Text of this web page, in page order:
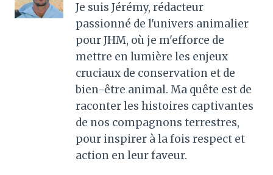
Je suis Jérémy, rédacteur
passionné de l'univers animalier
pour JHM, où je m'efforce de
mettre en lumière les enjeux
cruciaux de conservation et de
bien-être animal. Ma quête est de
raconter les histoires captivantes
de nos compagnons terrestres,
pour inspirer à la fois respect et
action en leur faveur.